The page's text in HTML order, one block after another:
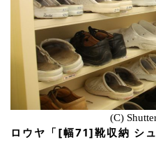
(C)
ロウヤ「[幅71]靴収納 シ